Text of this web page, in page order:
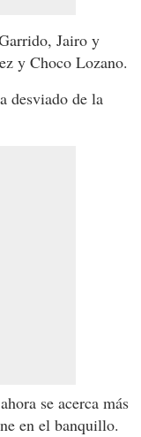
Jairo y
y Choco Lozano.
desviado de la
se acerca más
en el banquillo.